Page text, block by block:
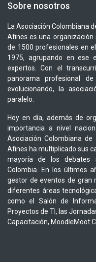
Sobre nosotros
La Asociación Colombiana
Afines es una
de 1500 profesionales en
1975, agrupando en ese
expertos. Con el
panorama profesional
evolucionando, la
paralelo.
Hoy en día, además de
importancia a nivel
Asociación Colombiana
Afines ha multiplicado sus
mayoría de los debates
Colombia. En los últimos
gestor de eventos de gran
diferentes áreas
como el Salón de
Proyectos de TI, las
Capacitación, MoodleMoot